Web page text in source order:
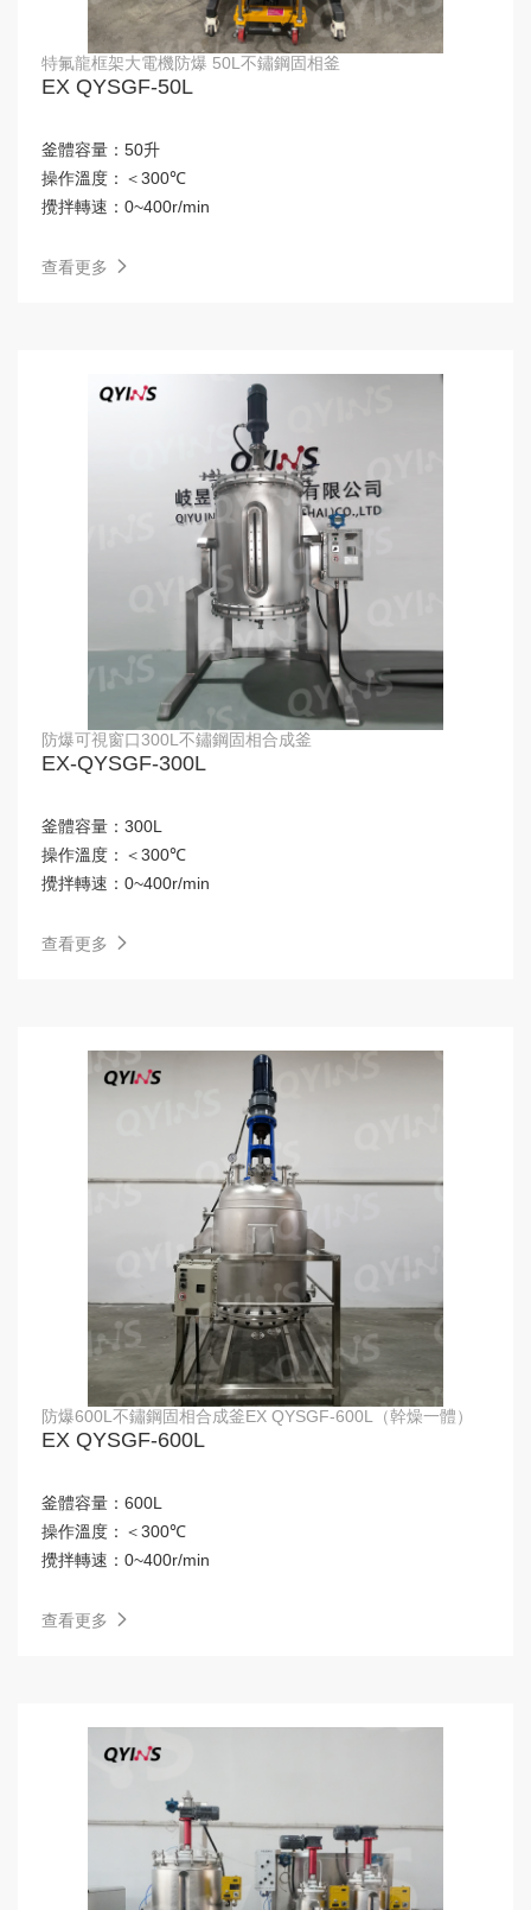
特氟龍框架大電機防爆 50L不鏽鋼固相釜
EX QYSGF-50L
釜體容量： 50升
操作溫度： ＜300℃
攪拌轉速： 0~400r/min
查看更多
防爆可視窗口300L不鏽鋼固相合成釜
EX-QYSGF-300L
釜體容量： 300L
操作溫度： ＜300℃
攪拌轉速： 0~400r/min
查看更多
防爆600L不鏽鋼固相合成釜EX QYSGF-600L（幹燥一體）
EX QYSGF-600L
釜體容量： 600L
操作溫度： ＜300℃
攪拌轉速： 0~400r/min
查看更多